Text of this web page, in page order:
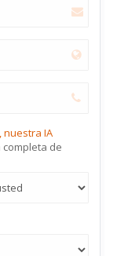
nuestra IA
de